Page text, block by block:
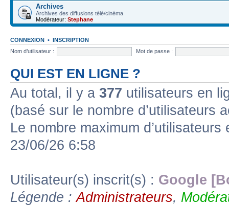
Archives
Archives des diffusions télé/cinéma
Modérateur: Stephane
CONNEXION • INSCRIPTION
Nom d’utilisateur :
Mot de passe :
QUI EST EN LIGNE ?
Au total, il y a 377 utilisateurs en
(basé sur le nombre d’utilisateurs
Le nombre maximum
23/06/26 6:58
Utilisateur(s) inscrit(s) : Google
Légende :Administrateurs,